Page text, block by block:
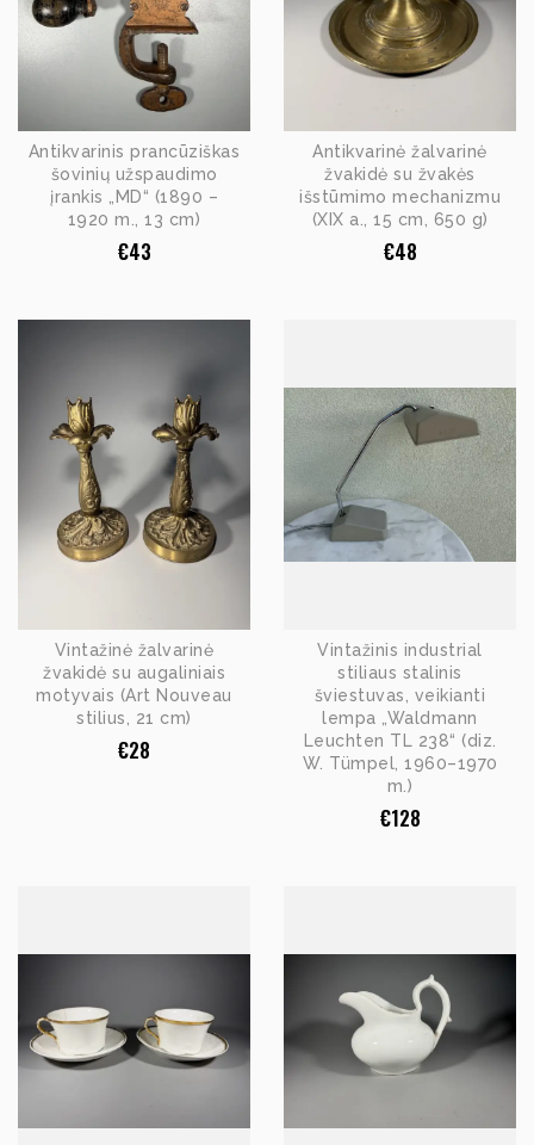
Antikvarinis prancūziškas
šovinių užspaudimo
įrankis „MD“ (1890 –
1920 m., 13 cm)
€43
Antikvarinė žalvarinė
žvakidė su žvakės
išstūmimo mechanizmu
(XIX a., 15 cm, 650 g)
€48
Vintažinė žalvarinė
žvakidė su augaliniais
motyvais (Art Nouveau
stilius, 21 cm)
€28
Vintažinis industrial
stiliaus stalinis
šviestuvas, veikianti
lempa „Waldmann
Leuchten TL 238“ (diz.
W. Tümpel, 1960–1970
m.)
€128